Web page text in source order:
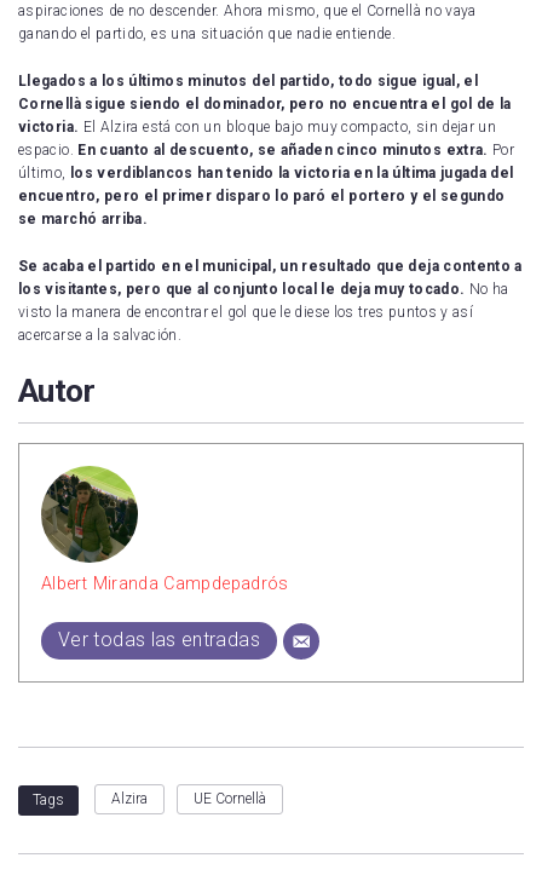
aspiraciones de no descender. Ahora mismo, que el Cornellà no vaya
ganando el partido, es una situación que nadie entiende.
Llegados a los últimos minutos del partido, todo sigue igual, el
Cornellà sigue siendo el dominador, pero no encuentra el gol de la
victoria. El Alzira está con un bloque bajo muy compacto, sin dejar un
espacio. En cuanto al descuento, se añaden cinco minutos extra. Por
último,
los verdiblancos han tenido la victoria en la última jugada del
encuentro, pero el primer disparo lo paró el portero y el segundo
se marchó arriba.
Se acaba el partido en el municipal, un resultado que deja contento a
los visitantes, pero que al conjunto local le deja muy tocado. No ha
visto la manera de encontrar el gol que le diese los tres puntos y así
acercarse a la salvación.
Autor
Albert Miranda Campdepadrós
Ver todas las entradas
Tags Alzira UE Cornellà